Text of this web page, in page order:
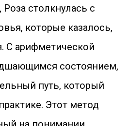
столкнулась с
которые казалось,
С арифметической
состоянием,
путь, который
Этот метод